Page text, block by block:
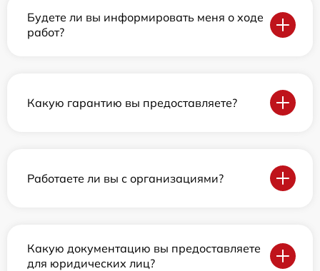
Будете ли вы информировать меня о ходе
работ?
Какую гарантию вы предоставляете?
Работаете ли вы с организациями?
Какую документацию вы предоставляете
для юридических лиц?